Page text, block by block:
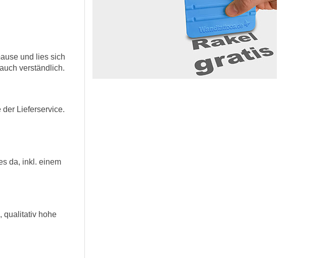
und lies sich
verständlich.
der Lieferservice.
da, inkl. einem
qualitativ hohe